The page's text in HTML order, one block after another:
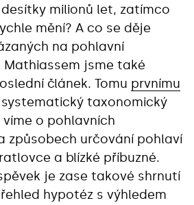
milionů let, zatímco
mění? A co se děje
na pohlavní
Mathiassem jsme také
článek. Tomu prvnímu
taxonomický
o pohlavních
způsobech určování pohlaví
a blízké příbuzné.
je zase takové shrnutí
hypotéz s výhledem